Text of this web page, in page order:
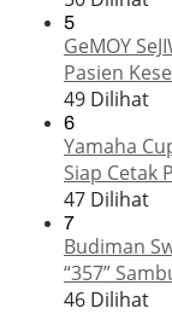
5
GeMOY
Pasien
49 Dilihat
6
Yamaha
Siap Cetak
47 Dilihat
7
Budiman
“357”
46 Dilihat